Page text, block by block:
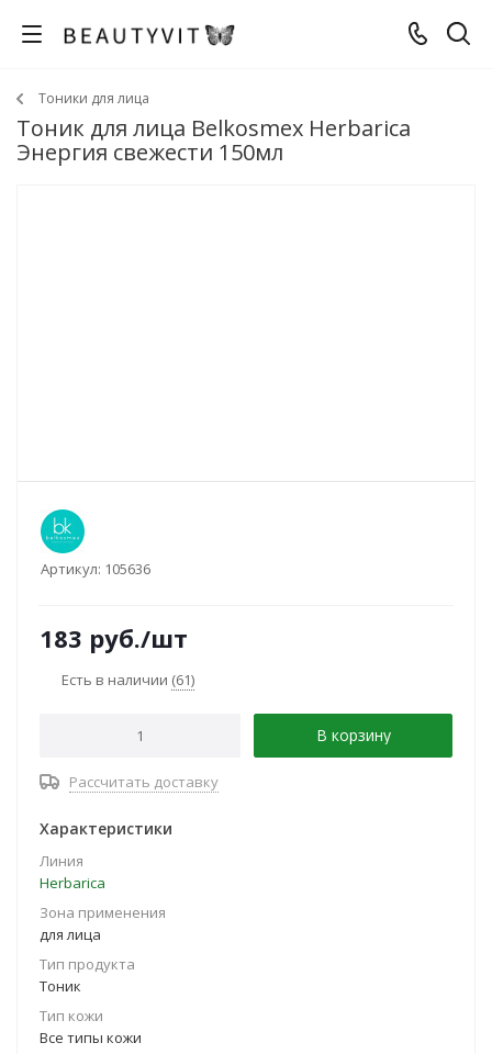
Тоники для лица
Тоник для лица Belkosmex Herbarica
Энергия свежести 150мл
Артикул: 105636
183 руб./шт
Есть в наличии (61)
В корзину
Рассчитать доставку
Характеристики
Линия
Herbarica
Зона применения
для лица
Тип продукта
Тоник
Тип кожи
Все типы кожи